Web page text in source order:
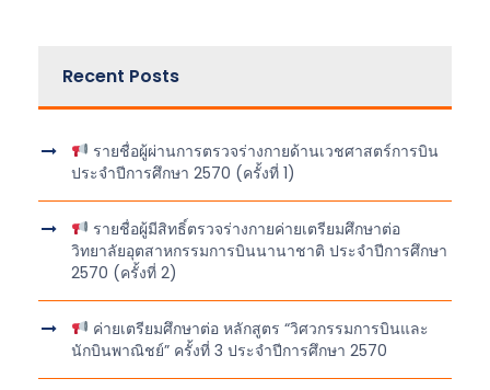
Recent Posts
รายชื่อผู้ผ่านการตรวจร่างกายด้านเวชศาสตร์การบิน
ประจำปีการศึกษา 2570 (ครั้งที่ 1)
รายชื่อผู้มีสิทธิ์ตรวจร่างกายค่ายเตรียมศึกษาต่อ
วิทยาลัยอุตสาหกรรมการบินนานาชาติ ประจำปีการศึกษา
2570 (ครั้งที่ 2)
ค่ายเตรียมศึกษาต่อ หลักสูตร “วิศวกรรมการบินและ
นักบินพาณิชย์” ครั้งที่ 3 ประจำปีการศึกษา 2570